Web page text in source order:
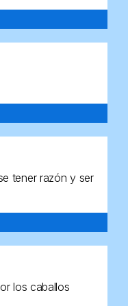
tener razón y ser
los caballos